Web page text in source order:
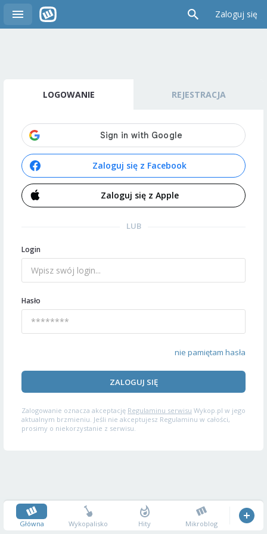
Zaloguj się
LOGOWANIE REJESTRACJA
Zaloguj się z Facebook
Zaloguj się z Apple
LUB
Login
Hasło
nie pamiętam hasła
ZALOGUJ SIĘ
Zalogowanie oznacza akceptację Regulaminu serwisu Wykop.pl w jego
aktualnym brzmieniu. Jeśli nie akceptujesz Regulaminu w całości,
prosimy o niekorzystanie z serwisu.
Główna Wykopalisko Hity Mikroblog